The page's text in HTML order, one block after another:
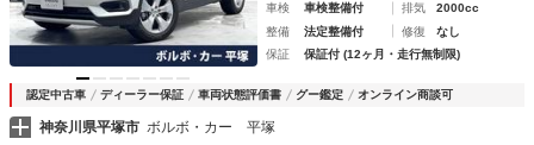
車検
車検整備付 排気
2000cc
整備
法定整備付 修復
なし
保証
保証付 (12ヶ月・走行無制限)
認定中古車 ディーラー保証 車両状態評価書 グー鑑定 オンライン商談可
神奈川県平塚市 ボルボ・カー 平塚